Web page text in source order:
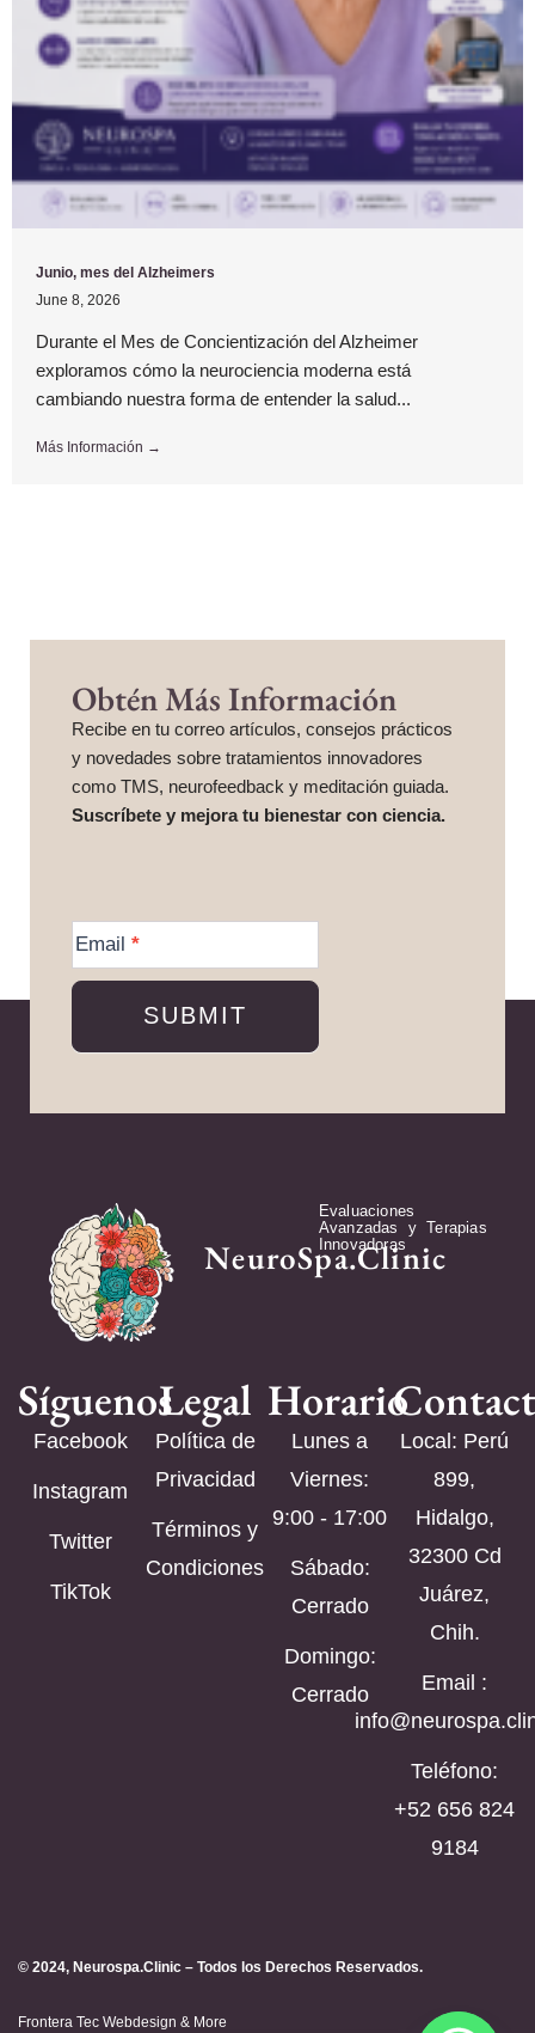
Junio, mes del Alzheimers
June 8, 2026
Durante el Mes de Concientización del Alzheimer
exploramos cómo la neurociencia moderna está
cambiando nuestra forma de entender la salud...
Más Información →
Obtén Más Información
Recibe en tu correo artículos, consejos prácticos
y novedades sobre tratamientos innovadores
como TMS, neurofeedback y meditación guiada.
Suscríbete y mejora tu bienestar con ciencia.
Information
Email *
SUBMIT
NeuroSpa.Clinic
Evaluaciones
Avanzadas y Terapias
Innovadoras
Síguenos
Facebook
Instagram
Twitter
TikTok
Legal
Política de
Privacidad
Términos y
Condiciones
Horario
Lunes a
Viernes:
9:00 - 17:00
Sábado:
Cerrado
Domingo:
Cerrado
Local: Perú
899,
Hidalgo,
32300 Cd
Juárez,
Chih.
Email :
Teléfono:
‪+52 656 824
9184‬
© 2024, Neurospa.Clinic – Todos los Derechos Reservados.
Frontera Tec Webdesign & More